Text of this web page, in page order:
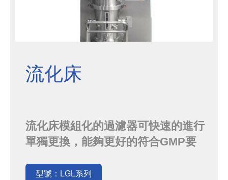
流化床
流化床模組化的過濾器可快速的進行
單獨更換，能夠更好的符合GMP要
造粒和包衣的最佳選擇，可根據客戶
型號：LGL系列